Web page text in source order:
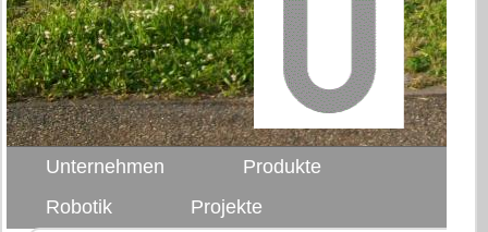
Unternehmen
Produkte
Robotik
Projekte